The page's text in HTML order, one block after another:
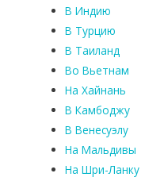
В Индию
В Турцию
В Таиланд
Во Вьетнам
На Хайнань
В Камбоджу
В Венесуэлу
На Мальдивы
На Шри-Ланку